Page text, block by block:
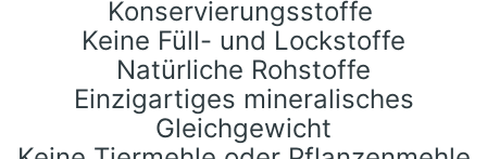
Konservierungsstoffe
Keine Füll- und Lockstoffe
Natürliche Rohstoffe
Einzigartiges mineralisches
Gleichgewicht